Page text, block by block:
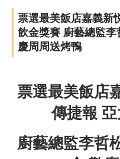
票選最美飯店嘉義新
飲金獎賽 廚藝總監
慶周周送烤鴨
票選最美飯店
傳捷報
廚藝總監李哲